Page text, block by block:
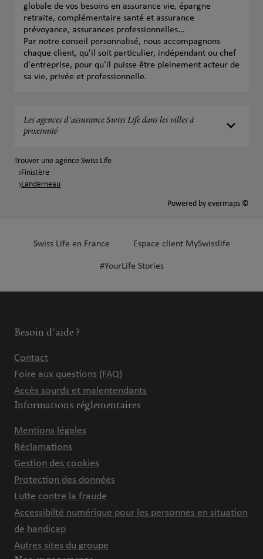
globale de vos besoins en assurance vie, épargne
retraite, complémentaire santé et assurance
prévoyance, assurances professionnelles...
Par notre conseil personnalisé, nous accompagnons
chaque client, qu'il soit particulier, indépendant ou chef
d'entreprise, pour qu'il puisse être pleinement acteur de
sa vie, privée et professionnelle.
Les agences d'assurance Swiss Life dans les villes à
proximité
Trouver une agence Swiss Life
Finistère
Landerneau
Powered by evermaps ©
Swiss Life en France Espace client MySwisslife
#YourLife Stories
Besoin d'aide ?
Contact
Foire aux questions (FAQ)
Accès sourds et malentendants
Informations réglementaires
Mentions légales
Réclamations
Gestion des cookies
Protection des données
Lutte contre la fraude
Accessibilté numérique pour les personnes en situation
de handicap
Autres sites du groupe